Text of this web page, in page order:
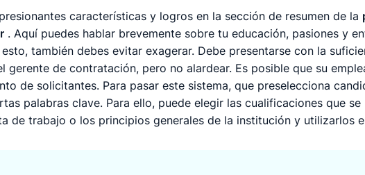
características y logros en la sección de resumen de la
. Aquí puedes hablar brevemente sobre tu educación, pasiones y
también debes evitar exagerar. Debe presentarse con la
gerente de contratación, pero no alardear. Es posible que su
de solicitantes. Para pasar este sistema, que preselecciona
palabras clave. Para ello, puede elegir las cualificaciones que se
de trabajo o los principios generales de la institución y utilizarlos